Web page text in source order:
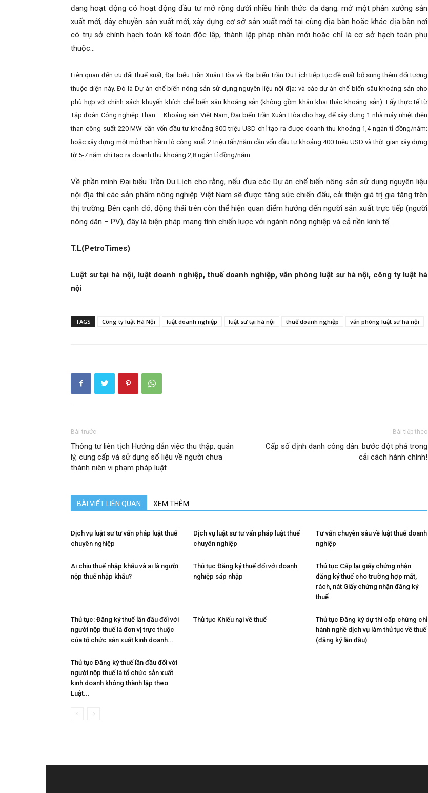
đang hoạt động có hoạt động đầu tư mở rộng dưới nhiều hình thức đa dạng: mở một phân xưởng sản
xuất mới, dây chuyền sản xuất mới, xây dựng cơ sở sản xuất mới tại cùng địa bàn hoặc khác địa bàn nơi
có trụ sở chính hạch toán kế toán độc lập, thành lập pháp nhân mới hoặc chỉ là cơ sở hạch toán phụ
thuộc…
Liên quan đến ưu đãi thuế suất, Đại biểu Trần Xuân Hòa và Đại biểu Trần Du Lịch tiếp tục đề xuất bổ sung thêm đối tượng
thuộc diện này. Đó là Dự án chế biến nông sản sử dụng nguyên liệu nội địa; và các dự án chế biến sâu khoáng sản cho
phù hợp với chính sách khuyến khích chế biến sâu khoáng sản (không gồm khâu khai thác khoáng sản). Lấy thực tế từ
Tập đoàn Công nghiệp Than – Khoáng sản Việt Nam, Đại biểu Trần Xuân Hòa cho hay, để xây dựng 1 nhà máy nhiệt điện
than công suất 220 MW cần vốn đầu tư khoảng 300 triệu USD chỉ tạo ra được doanh thu khoảng 1,4 ngàn tỉ đồng/năm;
hoặc xây dựng một mỏ than hầm lò công suất 2 triệu tấn/năm cần vốn đầu tư khoảng 400 triệu USD và thời gian xây dựng
từ 5-7 năm chỉ tạo ra doanh thu khoảng 2,8 ngàn tỉ đồng/năm.
Về phần mình Đại biểu Trần Du Lịch cho rằng, nếu đưa các Dự án chế biến nông sản sử dụng nguyên liệu
nội địa thì các sản phẩm nông nghiệp Việt Nam sẽ được tăng sức chiến đấu, cải thiện giá trị gia tăng trên
thị trường. Bên cạnh đó, động thái trên còn thể hiện quan điểm hướng đến người sản xuất trực tiếp (người
nông dân – PV), đây là biện pháp mang tính chiến lược với ngành nông nghiệp và cả nền kinh tế.
T.L(PetroTimes)
Luật sư tại hà nội, luật doanh nghiệp, thuế doanh nghiệp, văn phòng luật sư hà nội, công ty luật hà
nội
TAGS Công ty luật Hà Nội luật doanh nghiệp luật sư tại hà nội thuế doanh nghiệp văn phòng luật sư hà nội
Bài trước
Thông tư liên tịch Hướng dẫn việc thu thập, quản
lý, cung cấp và sử dụng số liệu về người chưa
thành niên vi phạm pháp luật
Bài tiếp theo
Cấp số định danh công dân: bước đột phá trong
cải cách hành chính!
BÀI VIẾT LIÊN QUAN XEM THÊM
Dịch vụ luật sư tư vấn pháp luật thuế
chuyên nghiệp
Dịch vụ luật sư tư vấn pháp luật thuế
chuyên nghiệp
Tư vấn chuyên sâu về luật thuế doanh
nghiệp
Ai chịu thuế nhập khẩu và ai là người
nộp thuế nhập khẩu?
Thủ tục Đăng ký thuế đối với doanh
nghiệp sáp nhập
Thủ tục Cấp lại giấy chứng nhận
đăng ký thuế cho trường hợp mất,
rách, nát Giấy chứng nhận đăng ký
thuế
Thủ tục: Đăng ký thuế lần đầu đối với
người nộp thuế là đơn vị trực thuộc
của tổ chức sản xuất kinh doanh...
Thủ tục Khiếu nại về thuế
Thủ tục Đăng ký dự thi cấp chứng chỉ
hành nghề dịch vụ làm thủ tục về thuế
(đăng ký lần đầu)
Thủ tục Đăng ký thuế lần đầu đối với
người nộp thuế là tổ chức sản xuất
kinh doanh không thành lập theo
Luật...